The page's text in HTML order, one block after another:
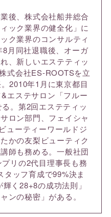
後、株式会社船井総合
ック業界の健全化」に
ク業界のコンサルティ
月同社退職後、オーガ
、新しいエステティッ
式会社ES-ROOTSを立
2010年1月に東京都目
エステサロン「フルー
。第2回エステティッ
ロン部門、フェイシャ
ューティーワールドジ
かの友梨ビューティク
師も務める。一般社団
リの2代目理事長も務
ッフ育成で99%決ま
く28+8の成功法則」
ンの秘密」がある。